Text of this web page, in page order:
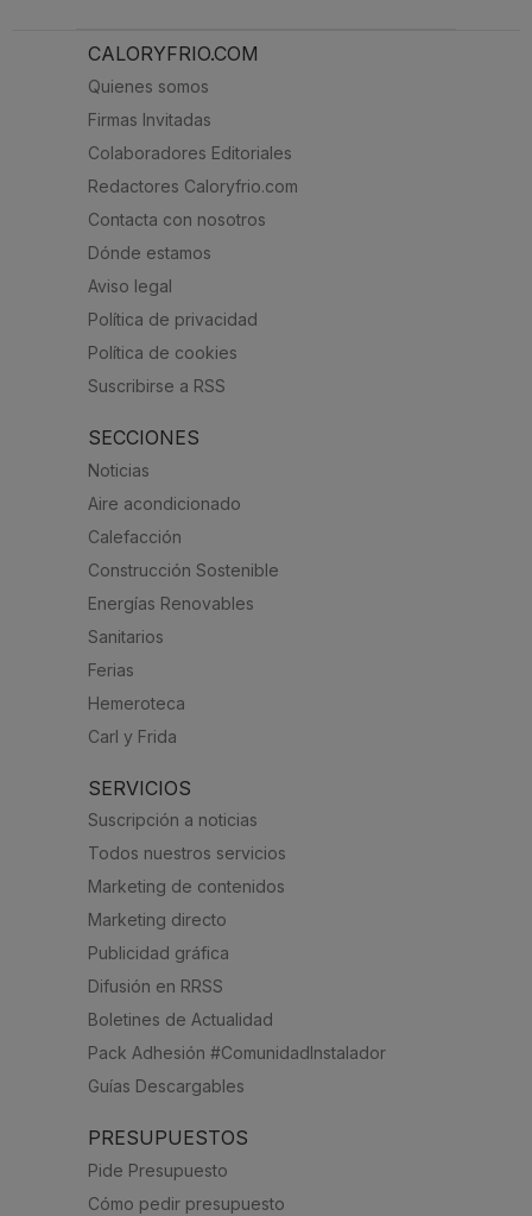
CALORYFRIO.COM
Quienes somos
Firmas Invitadas
Colaboradores Editoriales
Redactores Caloryfrio.com
Contacta con nosotros
Dónde estamos
Aviso legal
Política de privacidad
Política de cookies
Suscribirse a RSS
SECCIONES
Noticias
Aire acondicionado
Calefacción
Construcción Sostenible
Energías Renovables
Sanitarios
Ferias
Hemeroteca
Carl y Frida
SERVICIOS
Suscripción a noticias
Todos nuestros servicios
Marketing de contenidos
Marketing directo
Publicidad gráfica
Difusión en RRSS
Boletines de Actualidad
Pack Adhesión #ComunidadInstalador
Guías Descargables
PRESUPUESTOS
Pide Presupuesto
Cómo pedir presupuesto